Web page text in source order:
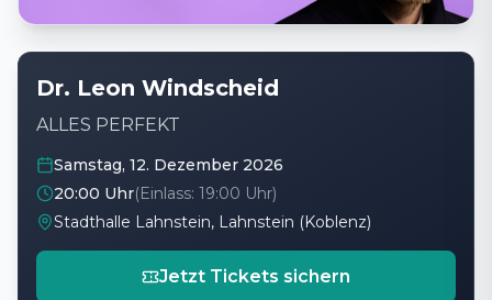
Dr. Leon Windscheid
ALLES PERFEKT
Samstag, 12. Dezember 2026
20:00 Uhr(Einlass: 19:00 Uhr)
Stadthalle Lahnstein, Lahnstein (Koblenz)
Jetzt Tickets sichern